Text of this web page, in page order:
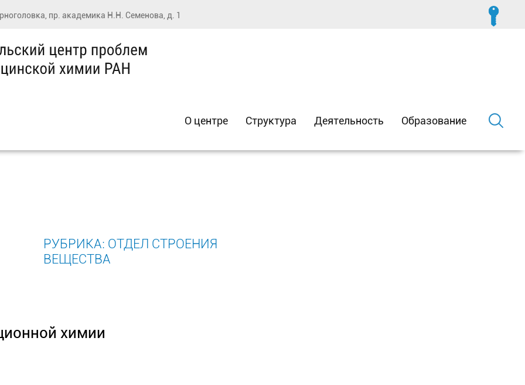
пр. академика Н.Н. Семенова, д. 1
О центре Структура Деятельность Образование
РУБРИКА: ОТДЕЛ СТРОЕНИЯ
ВЕЩЕСТВА
химии